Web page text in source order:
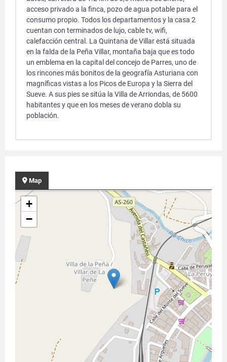
acceso privado a la finca, pozo de agua potable para el
consumo propio. Todos los departamentos y la casa 2
cuentan con terminados de lujo, cable tv, wifi,
calefacción central. La Quintana de Villar está situada
en la falda de la Peña Villar, montaña baja que es todo
un emblema en la capital del concejo de Parres, uno de
los rincones más bonitos de la geografía Asturiana con
magníficas vistas a los Picos de Europa y la Sierra del
Sueve. A sus pies se sitúa la Villa de Arriondas, de 5600
habitantes y que en los meses de verano dobla su
población.
Map
+
−